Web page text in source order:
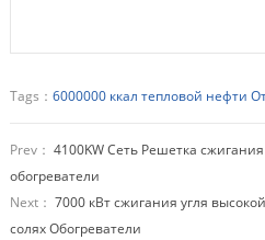
Tags： 6000000 ккал тепловой нефти
Prev： 4100KW Сеть Решетка
обогреватели
Next： 7000 кВт сжигания угля
солях Обогреватели